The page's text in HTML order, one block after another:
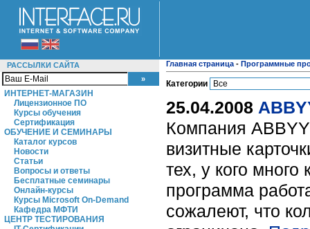
РАССЫЛКИ САЙТА
ИНТЕРНЕТ-МАГАЗИН
Лицензионное ПО
Курсы обучения
Сертификация
ОБУЧЕНИЕ И СЕМИНАРЫ
Каталог курсов
Новости
Статьи
Вопросы и ответы
Бесплатные семинары
Онлайн-курсы
Курсы Microsoft On-Demand
Кафедра МФТИ
ЦЕНТР ТЕСТИРОВАНИЯ
Главная страница - Программные
Категории
25.04.2008
Компания
визитные
тех, у кого
программа
сожалеют, что